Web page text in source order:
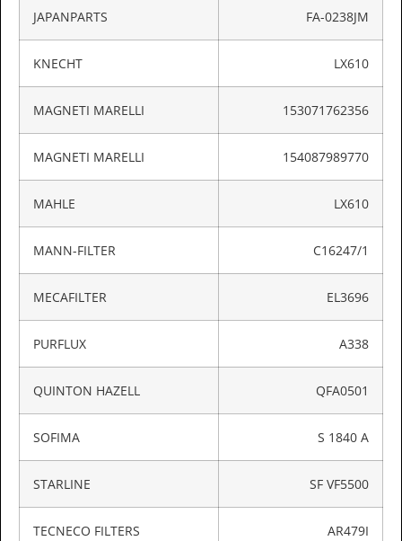
JAPANPARTS FA-0238JM
KNECHT LX610
MAGNETI MARELLI 153071762356
MAGNETI MARELLI 154087989770
MAHLE LX610
MANN-FILTER C16247/1
MECAFILTER EL3696
PURFLUX A338
QUINTON HAZELL QFA0501
SOFIMA S 1840 A
STARLINE SF VF5500
TECNECO FILTERS AR479I